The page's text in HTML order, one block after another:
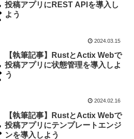
投稿アプリにREST APIを導入し
よう
2024.03.15
【執筆記事】RustとActix Webで
投稿アプリに状態管理を導入しよ
う
2024.02.16
【執筆記事】RustとActix Webで
投稿アプリにテンプレートエンジ
ンを導入しよう